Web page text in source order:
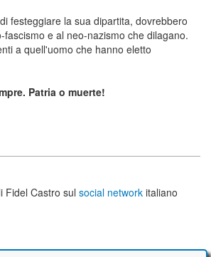
festeggiare la sua dipartita, dovrebbero
e al neo-nazismo che dilagano.
a quell'uomo che hanno eletto
Patria o muerte!
Fidel Castro sul social network italiano